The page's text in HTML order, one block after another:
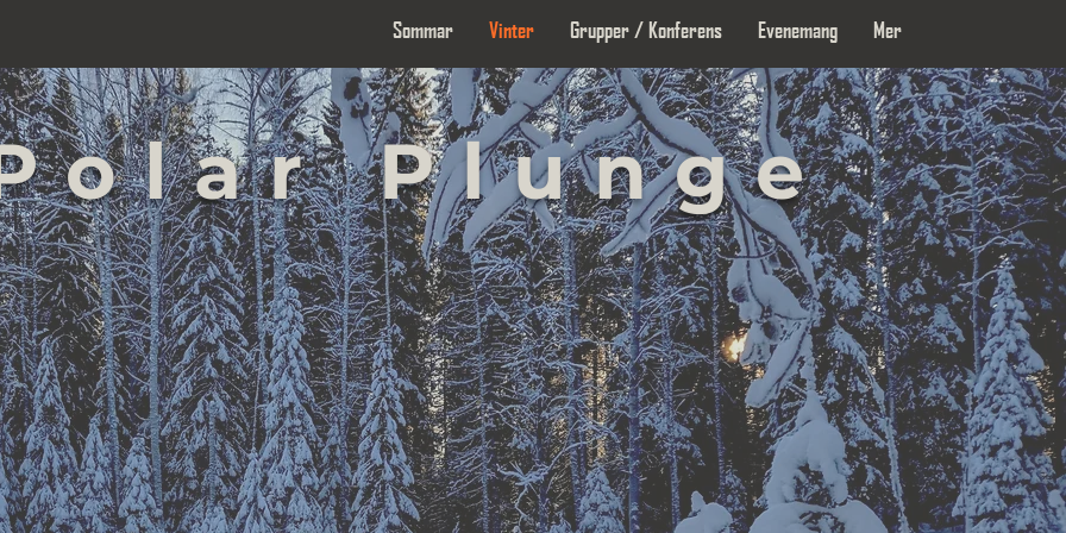
Sommar Vinter Grupper / Konferens Evenemang Mer
Plunge